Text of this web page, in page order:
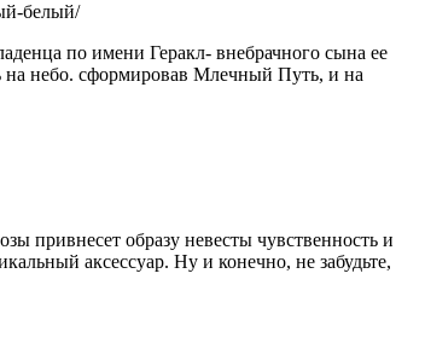
белый/
по имени Геракл- внебрачного сына ее
на небо. сформировав Млечный Путь, и на
привнесет образу невесты чувственность и
аксессуар. Ну и конечно, не забудьте,